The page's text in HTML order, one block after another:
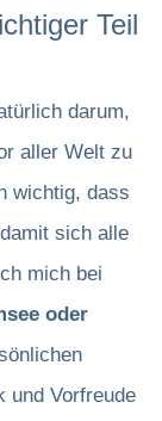
Teil
darum,
aller Welt zu
wichtig, dass
sich alle
mich bei
oder
und Vorfreude